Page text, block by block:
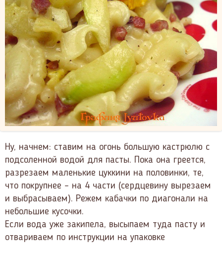
Ну, начнем: ставим на огонь большую кастрюлю с
подсоленной водой для пасты. Пока она греется,
разрезаем маленькие цуккини на половинки, те,
что покрупнее – на 4 части (сердцевину вырезаем
и выбрасываем). Режем кабачки по диагонали на
небольшие кусочки.
Если вода уже закипела, высыпаем туда пасту и
отвариваем по инструкции на упаковке